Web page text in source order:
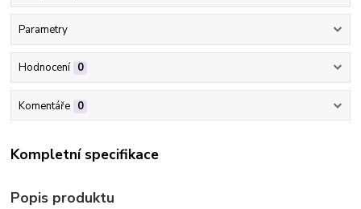
Parametry
Hodnocení 0
Komentáře 0
Kompletní specifikace
Popis produktu